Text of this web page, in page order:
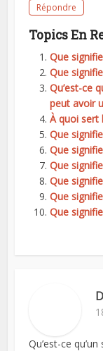
Répondre
Topics En
Que
Que
Qu’est-ce
peut avoir
À quoi sert
Que
Que
Que
Que
Que
Que
Qu’est-ce